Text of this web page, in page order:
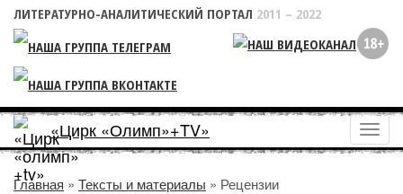
ЛИТЕРАТУРНО-АНАЛИТИЧЕСКИЙ ПОРТАЛ 2011 – 2022
меню
«Цирк «Олимп»+TV»
Главная » Тексты и материалы » Рецензии